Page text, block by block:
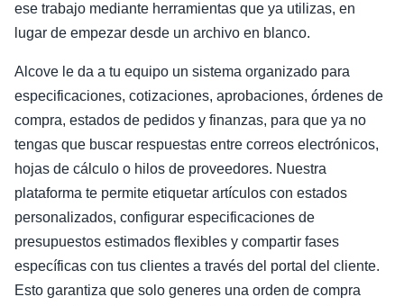
ese trabajo mediante herramientas que ya utilizas, en
lugar de empezar desde un archivo en blanco.
Alcove le da a tu equipo un sistema organizado para
especificaciones, cotizaciones, aprobaciones, órdenes de
compra, estados de pedidos y finanzas, para que ya no
tengas que buscar respuestas entre correos electrónicos,
hojas de cálculo o hilos de proveedores. Nuestra
plataforma te permite etiquetar artículos con estados
personalizados, configurar especificaciones de
presupuestos estimados flexibles y compartir fases
específicas con tus clientes a través del portal del cliente.
Esto garantiza que solo generes una orden de compra